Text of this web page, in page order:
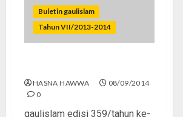
Buletin gaulislam
Tahun VII/2013-2014
HASNA HAWWA
08/09/2014
0
gaulislam edisi 359/tahun ke-